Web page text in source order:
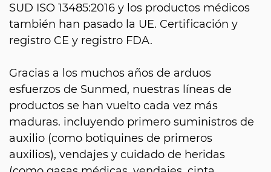
SUD ISO 13485:2016 y los productos médicos
también han pasado la UE. Certificación y
registro CE y registro FDA.
Gracias a los muchos años de arduos
esfuerzos de Sunmed, nuestras líneas de
productos se han vuelto cada vez más
maduras. incluyendo primero suministros de
auxilio (como botiquines de primeros
auxilios), vendajes y cuidado de heridas